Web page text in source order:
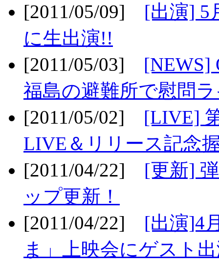
[2011/05/09] [出演] 5
に生出演!!
[2011/05/03] [NEWS]
福島の避難所で慰問
[2011/05/02] [LIVE]
LIVE＆リリース記念
[2011/04/22] [更新]
ップ更新！
[2011/04/22] [出演]4
ま」上映会にゲスト